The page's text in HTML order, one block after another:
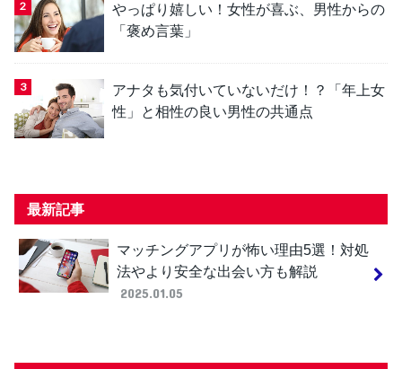
やっぱり嬉しい！女性が喜ぶ、男性からの
「褒め言葉」
アナタも気付いていないだけ！？「年上女
性」と相性の良い男性の共通点
最新記事
マッチングアプリが怖い理由5選！対処
法やより安全な出会い方も解説
2025.01.05